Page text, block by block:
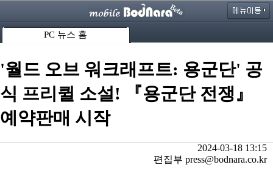
PC 뉴스 홈
'월드 오브 워크래프트: 용군단' 공
식 프리퀼 소설! 『용군단 전쟁』
예약판매 시작
2024-03-18 13:15
편집부 press@bodnara.co.kr